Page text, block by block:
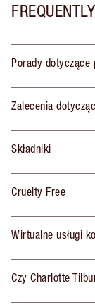
Porady dotyczące
Zalecenia
Składniki
Cruelty Free
Wirtualne usługi
Czy Charlotte